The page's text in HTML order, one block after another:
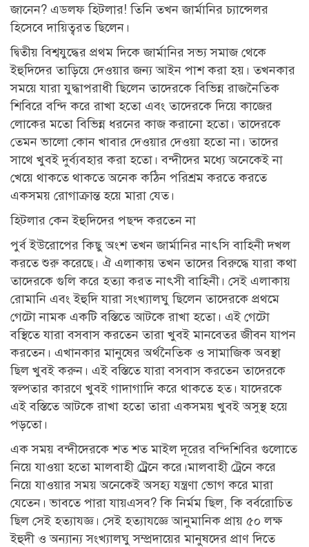
জানেন? এডলফ হিটলার! তিনি তখন জার্মানির চ্যান্সেলর
হিসেবে দায়িত্বরত ছিলেন।
দ্বিতীয় বিশ্বযুদ্ধের প্রথম দিকে জার্মানির সভ্য সমাজ থেকে
ইহুদিদের তাড়িয়ে দেওয়ার জন্য আইন পাশ করা হয়। তখনকার
সময়ে যারা যুদ্ধাপরাধী ছিলেন তাদেরকে বিভিন্ন রাজনৈতিক
শিবিরে বন্দি করে রাখা হতো এবং তাদেরকে দিয়ে কাজের
লোকের মতো বিভিন্ন ধরনের কাজ করানো হতো। তাদেরকে
তেমন ভালো কোন খাবার দেওয়ার দেওয়া হতো না। তাদের
সাথে খুবই দুর্ব্যবহার করা হতো। বন্দীদের মধ্যে অনেকেই না
খেয়ে থাকতে থাকতে অনেক কঠিন পরিশ্রম করতে করতে
একসময় রোগাক্রান্ত হয়ে মারা যেত।
হিটলার কেন ইহুদিদের পছন্দ করতেন না
পুর্ব ইউরোপের কিছু অংশ তখন জার্মানির নাৎসি বাহিনী দখল
করতে শুরু করেছে। ঐ এলাকায় তখন তাদের বিরুদ্ধে যারা কথা
তাদেরকে গুলি করে হত্যা করত নাৎসী বাহিনী। সেই এলাকায়
রোমানি এবং ইহুদি যারা সংখ্যালঘু ছিলেন তাদেরকে প্রথমে
গেটো নামক একটি বস্তিতে আটকে রাখা হতো। এই গেটো
বস্থিতে যারা বসবাস করতেন তারা খুবই মানবেতর জীবন যাপন
করতেন। এখানকার মানুষের অর্থনৈতিক ও সামাজিক অবস্থা
ছিল খুবই করুন। এই বস্তিতে যারা বসবাস করতেন তাদেরকে
স্বল্পতার কারণে খুবই গাদাগাদি করে থাকতে হত। যাদেরকে
এই বস্তিতে আটকে রাখা হতো তারা একসময় খুবই অসুস্থ হয়ে
পড়তো।
এক সময় বন্দীদেরকে শত শত মাইল দূরের বন্দিশিবির গুলোতে
নিয়ে যাওয়া হতো মালবাহী ট্র্রেনে করে।মালবাহী ট্রেনে করে
নিয়ে যাওয়ার সময় অনেকেই অসহ্য যন্ত্রণা ভোগ করে মারা
যেতেন। ভাবতে পারা যায়এসব? কি নির্মম ছিল, কি বর্বরোচিত
ছিল সেই হত্যাযজ্ঞ। সেই হত্যাযজ্ঞে আনুমানিক প্রায় ৫০ লক্ষ
ইহুদী ও অন্যান্য সংখ্যালঘু সম্প্রদায়ের মানুষদের প্রাণ দিতে